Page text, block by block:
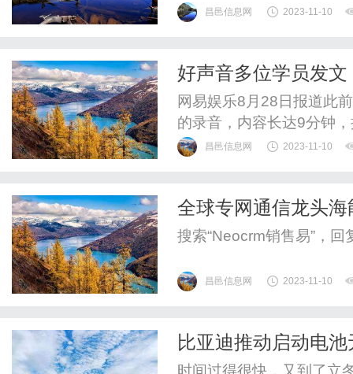
昌邑信息网 2023-11-10
好声音多位学员发
网易娱乐8月28日报道此
的录音，内容长达9分钟
昌邑信息网 2023-11-10
全球专网通信龙头
增效，这四点很重要
搜索“Neocrm销售易”，回
昌邑信息网 2023-11-10
比亚迪推动启动电
时间过得很快，又到了立